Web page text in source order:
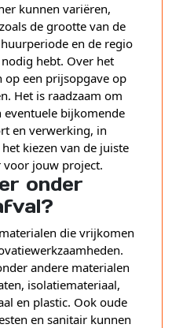
kunnen variëren,
de grootte van de
en de regio
hebt. Over het
op een prijsopgave op
Het is raadzaam om
bijkomende
en verwerking, in
kiezen van de juiste
jouw project.
onder
die vrijkomen
andere materialen
isolatiemateriaal,
en plastic. Ook oude
en sanitair kunnen